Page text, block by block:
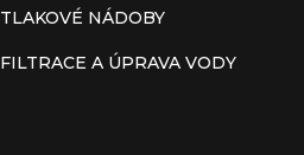
TLAKOVÉ NÁDOBY
FILTRACE A ÚPRAVA VODY